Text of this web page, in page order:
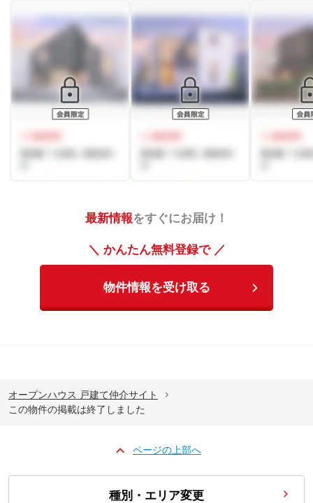
最新情報をすぐにお届け！
＼ かんたん無料登録で ／
物件情報を受け取る
オープンハウス 戸建て仲介サイト
この物件の掲載は終了しました
ページの上部へ
種別・エリア変更